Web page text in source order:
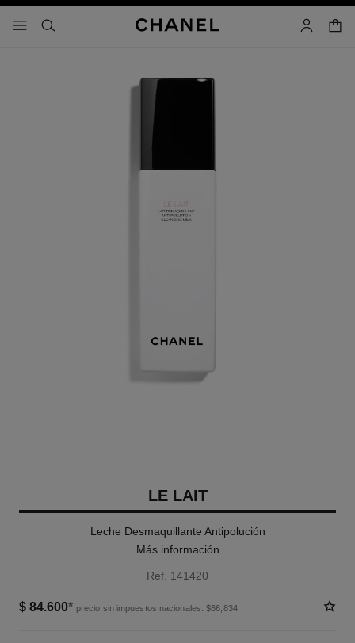
- navegación principal
buscar cuenta
LE LAIT
Leche Desmaquillante Antipolución
Más información
Ref. 141420
$ 84.600* precio sin impuestos nacionales: $66,834